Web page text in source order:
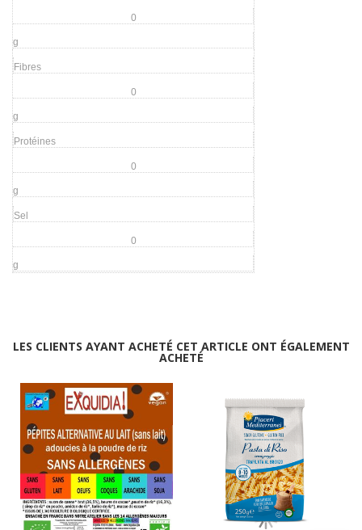
0
g
Fibres
0
g
Protéines
0
g
Sel
0
g
LES CLIENTS AYANT ACHETÉ CET ARTICLE ONT ÉGALEMENT
ACHETÉ